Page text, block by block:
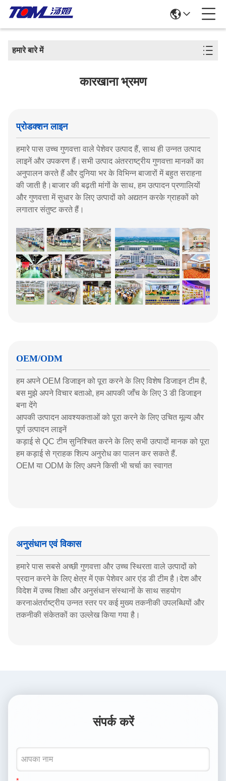
हमारे बारे में
कारखाना भ्रमण
प्रोडक्शन लाइन
हमारे पास उच्च गुणवत्ता वाले पेशेवर उत्पाद हैं, साथ ही उन्नत उत्पाद
लाइनें और उपकरण हैं।सभी उत्पाद अंतरराष्ट्रीय गुणवत्ता मानकों का
अनुपालन करते हैं और दुनिया भर के विभिन्न बाजारों में बहुत सराहना
की जाती है।बाजार की बढ़ती मांगों के साथ, हम उत्पादन प्रणालियों
और गुणवत्ता में सुधार के लिए उत्पादों को अद्यतन करके ग्राहकों को
लगातार संतुष्ट करते हैं।
OEM/ODM
हम अपने OEM डिजाइन को पूरा करने के लिए विशेष डिजाइन टीम है,
बस मुझे अपने विचार बताओ, हम आपकी जाँच के लिए 3 डी डिजाइन
बना देंगे
आपकी उत्पादन आवश्यकताओं को पूरा करने के लिए उचित मूल्य और
पूर्ण उत्पादन लाइनें
कड़ाई से QC टीम सुनिश्चित करने के लिए सभी उत्पादों मानक को पूरा
हम कड़ाई से ग्राहक शिल्प अनुरोध का पालन कर सकते हैं.
OEM या ODM के लिए अपने किसी भी चर्चा का स्वागत
अनुसंधान एवं विकास
हमारे पास सबसे अच्छी गुणवत्ता और उच्च स्थिरता वाले उत्पादों को
प्रदान करने के लिए क्षेत्र में एक पेशेवर आर एंड डी टीम है।देश और
विदेश में उच्च शिक्षा और अनुसंधान संस्थानों के साथ सहयोग
करनाअंतर्राष्ट्रीय उन्नत स्तर पर कई मुख्य तकनीकी उपलब्धियों और
तकनीकी संकेतकों का उल्लेख किया गया है।
संपर्क करें